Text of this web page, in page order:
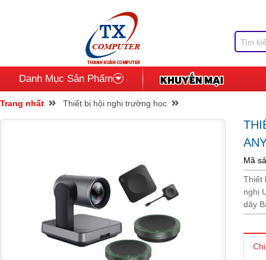
Danh Mục Sản Phẩm
Trang nhất Thiết bị hội nghị trường học
Mã
Thiết
nghị
dây